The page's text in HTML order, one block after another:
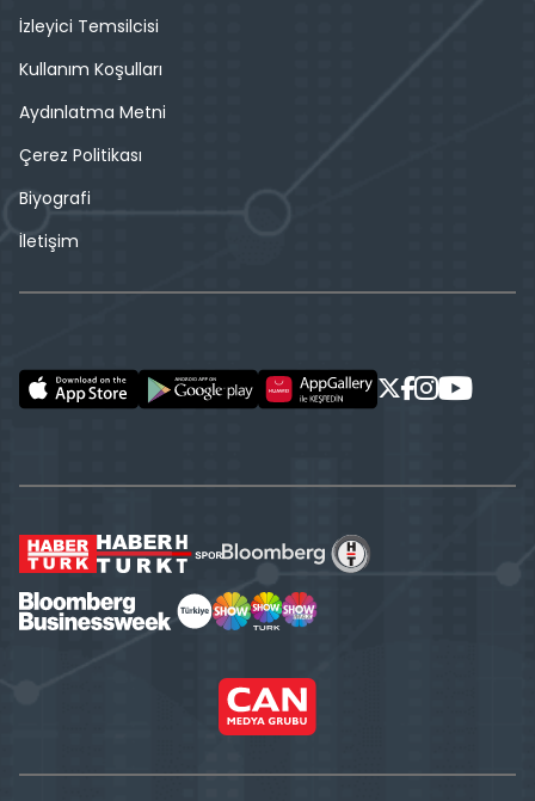
İzleyici Temsilcisi
Kullanım Koşulları
Aydınlatma Metni
Çerez Politikası
Biyografi
İletişim